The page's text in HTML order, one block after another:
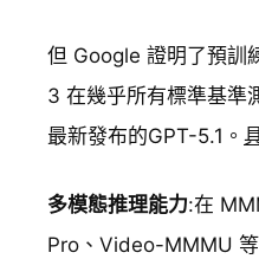
但 Google 證明了預訓
3 在幾乎所有標準基準
最新發布的GPT-5.1。
多模態推理能力:在
Pro、Video-MMMU 等